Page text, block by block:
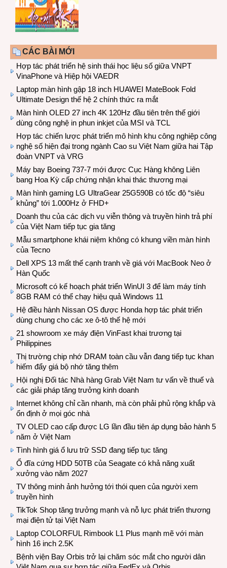
CÁC BÀI MỚI
Hợp tác phát triển hệ sinh thái học liệu số giữa VNPT
VinaPhone và Hiệp hội VAEDR
Laptop màn hình gập 18 inch HUAWEI MateBook Fold
Ultimate Design thế hệ 2 chính thức ra mắt
Màn hình OLED 27 inch 4K 120Hz đầu tiên trên thế giới
dùng công nghệ in phun inkjet của MSI và TCL
Hợp tác chiến lược phát triển mô hình khu công nghiệp công
nghệ số hiện đại trong ngành Cao su Việt Nam giữa hai Tập
đoàn VNPT và VRG
Máy bay Boeing 737-7 mới được Cục Hàng không Liên
bang Hoa Kỳ cấp chứng nhận khai thác thương mại
Màn hình gaming LG UltraGear 25G590B có tốc độ “siêu
khủng” tới 1.000Hz ở FHD+
Doanh thu của các dịch vụ viễn thông và truyền hình trả phí
của Việt Nam tiếp tục gia tăng
Mẫu smartphone khái niệm không có khung viền màn hình
của Tecno
Dell XPS 13 mất thế cạnh tranh về giá với MacBook Neo ở
Hàn Quốc
Microsoft có kế hoạch phát triển WinUI 3 để làm máy tính
8GB RAM có thể chạy hiệu quả Windows 11
Hệ điều hành Nissan OS được Honda hợp tác phát triển
dùng chung cho các xe ô-tô thế hệ mới
21 showroom xe máy điện VinFast khai trương tại
Philippines
Thị trường chip nhớ DRAM toàn cầu vẫn đang tiếp tục khan
hiếm đẩy giá bộ nhớ tăng thêm
Hội nghị Đối tác Nhà hàng Grab Việt Nam tư vấn về thuế và
các giải pháp tăng trưởng kinh doanh
Internet không chỉ cần nhanh, mà còn phải phủ rộng khắp và
ổn định ở mọi góc nhà
TV OLED cao cấp được LG lần đầu tiên áp dụng bảo hành 5
năm ở Việt Nam
Tình hình giá ổ lưu trữ SSD đang tiếp tục tăng
Ổ đĩa cứng HDD 50TB của Seagate có khả năng xuất
xưởng vào năm 2027
TV thông minh ảnh hưởng tới thói quen của người xem
truyền hình
TikTok Shop tăng trưởng mạnh và nỗ lực phát triển thương
mại điện tử tại Việt Nam
Laptop COLORFUL Rimbook L1 Plus mạnh mẽ với màn
hình 16 inch 2.5K
Bệnh viện Bay Orbis trở lại chăm sóc mắt cho người dân